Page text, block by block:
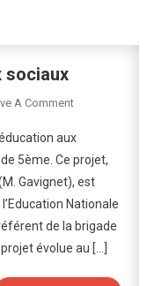
sociaux
A CommentOn
:
Éducation
Aux
Réseaux
Sociaux
aux
5ème. Ce projet,
Gavignet), est
Nationale
de la brigade
évolue au […]